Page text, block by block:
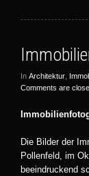
In Architektur
Comments are
Die Bilder der
Pollenfeld, im
beeindruckend